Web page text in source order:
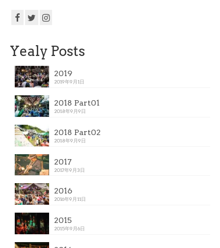
Yealy Posts
2019
2019年9月1日
2018 Part01
2018年9月9日
2018 Part02
2018年9月9日
2017
2017年9月3日
2016
2016年9月11日
2015
2015年9月6日